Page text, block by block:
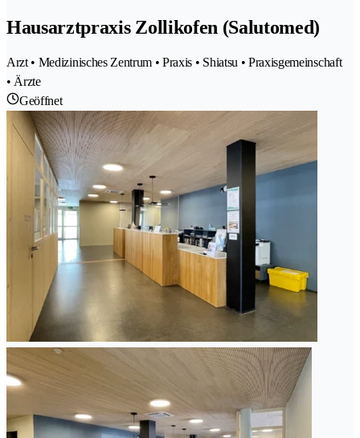
Hausarztpraxis Zollikofen (Salutomed)
Arzt • Medizinisches Zentrum • Praxis • Shiatsu • Praxisgemeinschaft
• Ärzte
Geöffnet